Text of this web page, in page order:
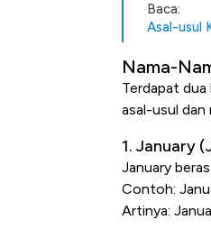
Baca:
Asal-usul
Nama-
Terdapat
asal-usul dan
1. January
January
Contoh:
Artinya: